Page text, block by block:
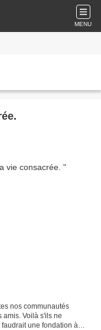
MENU
nos communautés
amis. Voilà s'ils ne
une fondation à